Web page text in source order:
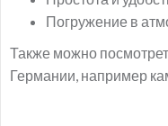
Погружение в
Также можно
Германии, например